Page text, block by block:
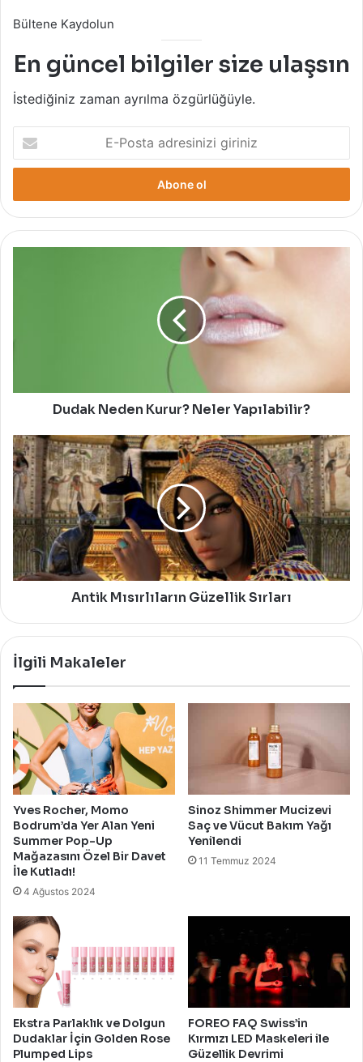
Bültene Kaydolun
En güncel bilgiler size ulaşsın
İstediğiniz zaman ayrılma özgürlüğüyle.
E-
Posta
adresinizi
Dudak Neden Kurur? Neler Yapılabilir?
Antik
Mısırlıların
Güzellik
Sırları
Antik Mısırlıların Güzellik Sırları
İlgili Makaleler
Yves Rocher, Momo
Bodrum’da Yer Alan Yeni
Summer Pop-Up
Mağazasını Özel Bir Davet
İle Kutladı!
4 Ağustos 2024
Sinoz Shimmer Mucizevi
Saç ve Vücut Bakım Yağı
Yenilendi
11 Temmuz 2024
Ekstra Parlaklık ve Dolgun
Dudaklar İçin Golden Rose
Plumped Lips
FOREO FAQ Swiss’in
Kırmızı LED Maskeleri ile
Güzellik Devrimi